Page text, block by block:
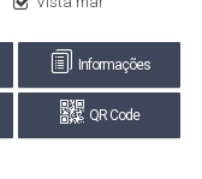
Informações
QR Code